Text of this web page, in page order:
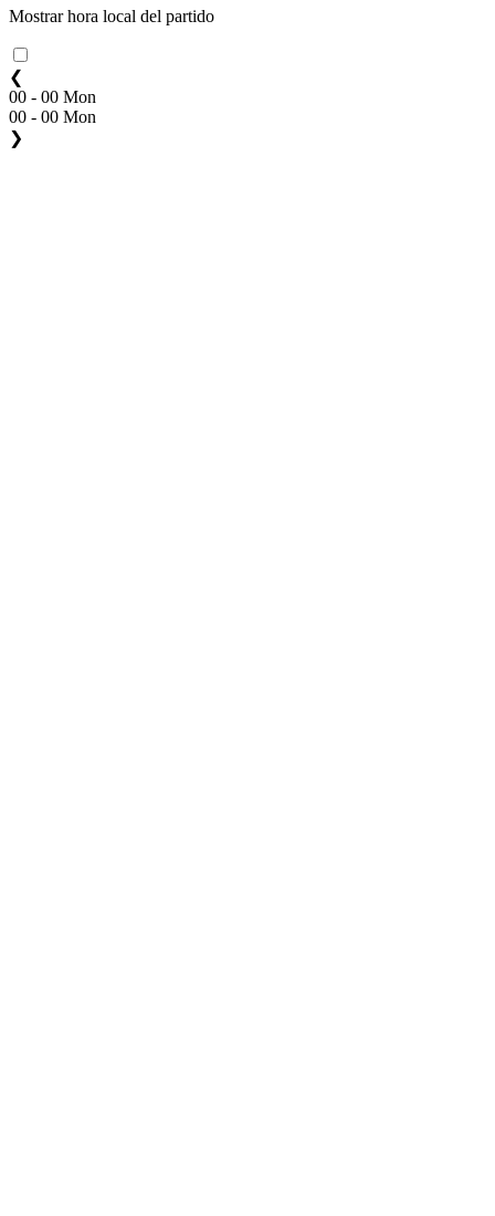
Mostrar hora local del partido
❮
00 - 00 Mon
00 - 00 Mon
❯